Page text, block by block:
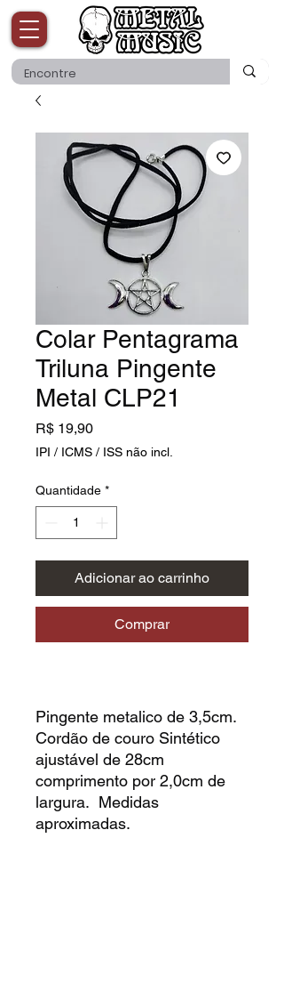
Colar Pentagrama
Triluna Pingente
Metal CLP21
R$ 19,90Preço
IPI / ICMS / ISS não incl.
Quantidade *
Adicionar ao carrinho
Comprar
Pingente metalico de 3,5cm.
Cordão de couro Sintético
ajustável de 28cm
comprimento por 2,0cm de
largura. Medidas
aproximadas.